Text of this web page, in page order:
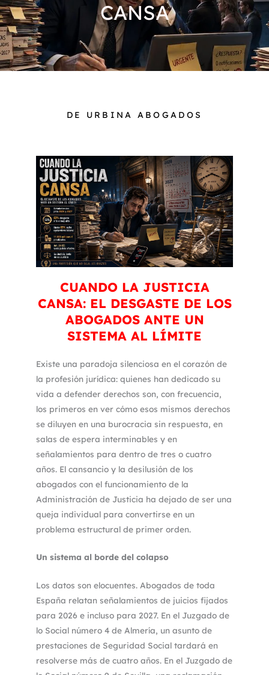
CANSA
DE URBINA ABOGADOS
CUANDO LA JUSTICIA
CANSA: EL DESGASTE DE LOS
ABOGADOS ANTE UN
SISTEMA AL LÍMITE
Existe una paradoja silenciosa en el corazón de
la profesión jurídica: quienes han dedicado su
vida a defender derechos son, con frecuencia,
los primeros en ver cómo esos mismos derechos
se diluyen en una burocracia sin respuesta, en
salas de espera interminables y en
señalamientos para dentro de tres o cuatro
años. El cansancio y la desilusión de los
abogados con el funcionamiento de la
Administración de Justicia ha dejado de ser una
queja individual para convertirse en un
problema estructural de primer orden.
Un sistema al borde del colapso
Los datos son elocuentes. Abogados de toda
España relatan señalamientos de juicios fijados
para 2026 e incluso para 2027. En el Juzgado de
lo Social número 4 de Almería, un asunto de
prestaciones de Seguridad Social tardará en
resolverse más de cuatro años. En el Juzgado de